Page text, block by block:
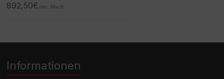
892,50€ inkl. MwSt.
Informationen